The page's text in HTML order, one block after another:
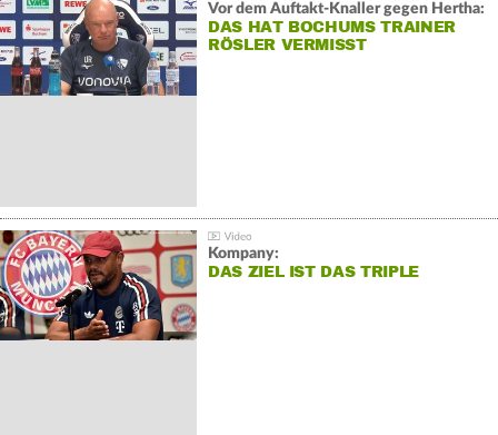
Vor dem Auftakt-Knaller gegen Hertha:
DAS HAT BOCHUMS TRAINER
RÖSLER VERMISST
Kompany:
DAS ZIEL IST DAS TRIPLE